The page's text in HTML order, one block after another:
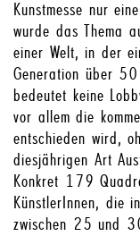
Kunstmesse nur
wurde das Thema
einer Welt, in der
Generation über
bedeutet keine
vor allem die
entschieden wird,
diesjährigen Art
Konkret 179
KünstlerInnen, die
zwischen 25 und